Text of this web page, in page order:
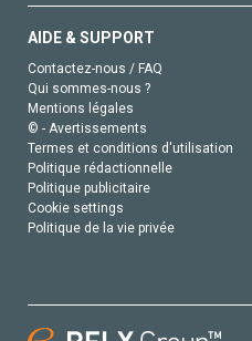
AIDE & SUPPORT
Contactez-nous / FAQ
Qui sommes-nous ?
Mentions légales
© - Avertissements
Termes et conditions d'utilisation
Politique rédactionnelle
Politique publicitaire
Cookie settings
Politique de la vie privée